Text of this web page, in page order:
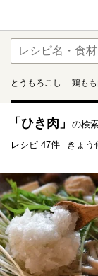
とうもろこし 鶏も
「ひき肉」
の検
レシピ 47件
きょう